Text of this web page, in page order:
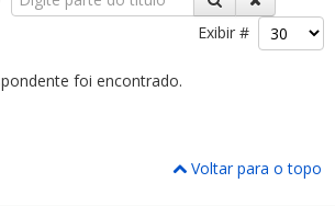
Exibir #
foi encontrado.
Voltar para o topo